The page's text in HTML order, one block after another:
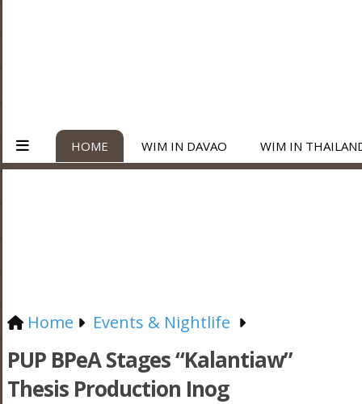
HOME WIM IN DAVAO WIM IN
Home Events & Nightlife
PUP BPeA Stages “Kalantiaw”
Thesis Production Inog